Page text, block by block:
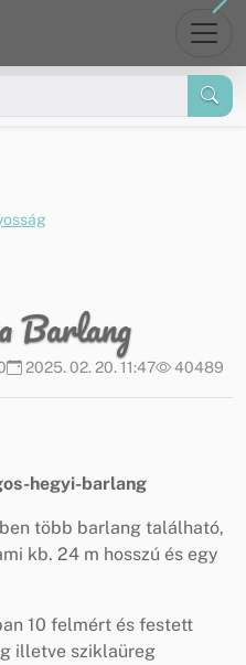
Barlang
2025. 02. 20. 11:47 40489
hegyi-barlang
több barlang található,
kb. 24 m hosszú és egy
10 felmért és festett
illetve sziklaüreg